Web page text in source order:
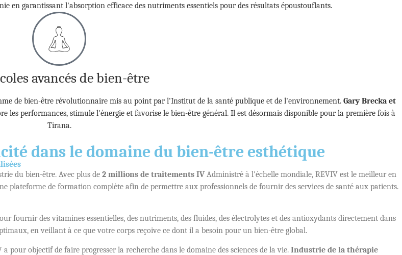
en garantissant l'absorption efficace des nutriments essentiels pour des résultats époustouflants.
avancés de bien-être
de bien-être révolutionnaire mis au point par l'Institut de la santé publique et de l'environnement. Gary Brecka et
les performances, stimule l'énergie et favorise le bien-être général. Il est désormais disponible pour la première fois à
Tirana.
dans le domaine du bien-être esthétique
du bien-être. Avec plus de 2 millions de traitements IV Administré à l'échelle mondiale, REVIV est le meilleur en
plateforme de formation complète afin de permettre aux professionnels de fournir des services de santé aux patients.
fournir des vitamines essentielles, des nutriments, des fluides, des électrolytes et des antioxydants directement dans
en veillant à ce que votre corps reçoive ce dont il a besoin pour un bien-être global.
pour objectif de faire progresser la recherche dans le domaine des sciences de la vie. Industrie de la thérapie